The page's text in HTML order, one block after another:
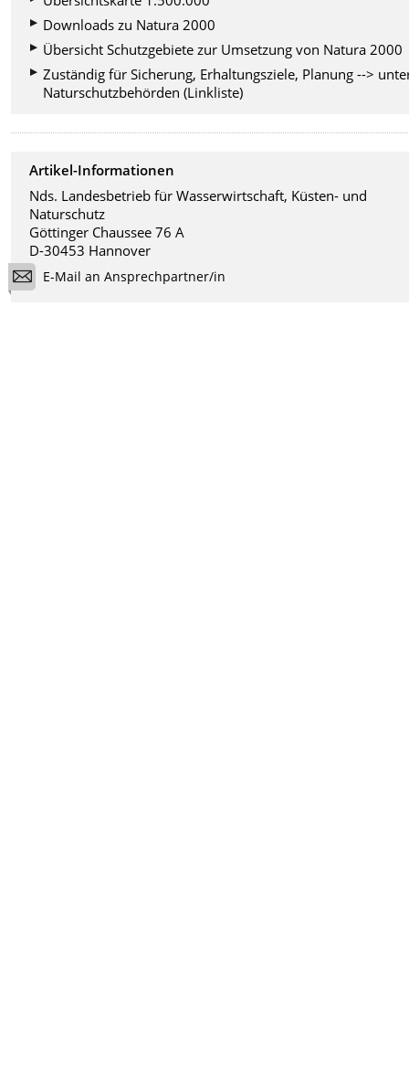
Downloads zu Natura 2000
Übersicht Schutzgebiete zur Umsetzung von Natura 2000
Zuständig für Sicherung, Erhaltungsziele, Planung -->
Naturschutzbehörden (Linkliste)
Artikel-Informationen
Nds. Landesbetrieb für Wasserwirtschaft, Küsten- und
Naturschutz
Göttinger Chaussee 76 A
D-30453 Hannover
E-Mail an Ansprechpartner/in